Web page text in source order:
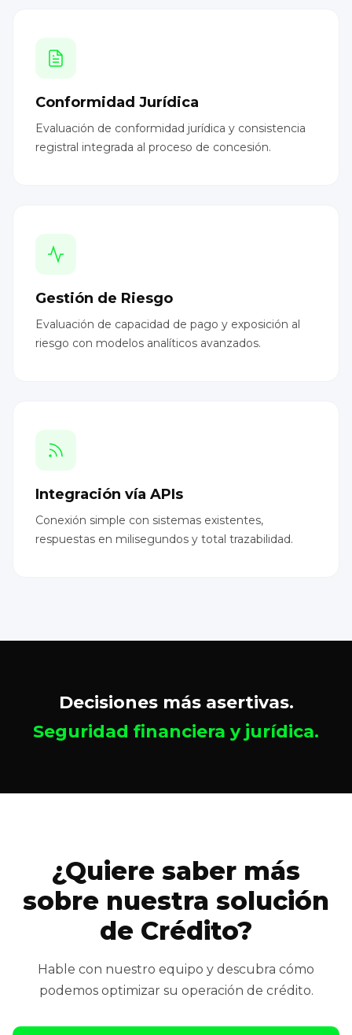
Conformidad Jurídica
Evaluación de conformidad jurídica y consistencia
registral integrada al proceso de concesión.
Gestión de Riesgo
Evaluación de capacidad de pago y exposición al
riesgo con modelos analíticos avanzados.
Integración vía APIs
Conexión simple con sistemas existentes,
respuestas en milisegundos y total trazabilidad.
Decisiones más asertivas.
Seguridad financiera y jurídica.
¿Quiere saber más
sobre nuestra solución
de Crédito?
Hable con nuestro equipo y descubra cómo
podemos optimizar su operación de crédito.